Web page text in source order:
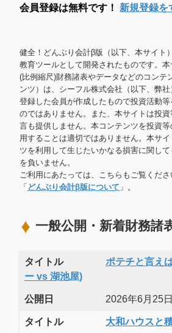
会員登録は無料です！ 新規登録を
健全！どんぶり会計β版（以下、本サイト
教育ツールとして開発されたものです。
(比例縮尺)財務諸表やデータなどのコンテ
ンツ）は、シーフル株式会社（以下、弊
登録した会員が作成したもので投資活動
のではありません。また、本サイトは投
言も提供しません。本コンテンツを投資
用することは適切ではありません。本サ
ツを利用して生じたいかなる損害に関し
を負いません。
ご利用にあたっては、こちらもご覧くださ
「 どんぶり会計β版について 」。
一般公開・新着財務諸
タイトル
ポテチと言え
ー vs 湖池屋)
公開日 2026年6月25日
タイトル 大和ハウスと